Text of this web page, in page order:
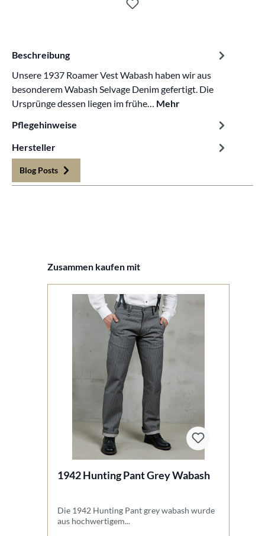
Beschreibung
Unsere 1937 Roamer Vest Wabash haben wir aus
besonderem Wabash Selvage Denim gefertigt. Die
Ursprünge dessen liegen im frühe… Mehr
Pflegehinweise
Hersteller
Blog Posts
Produktgalerie überspringen
Zusammen kaufen mit
1942 Hunting Pant Grey Wabash
Die 1942 Hunting Pant grey wabash wurde
aus hochwertigem...